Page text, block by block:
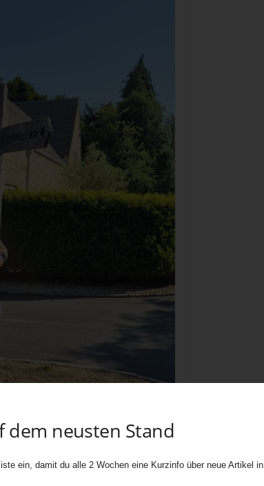
dem neusten Stand
ein, damit du alle 2 Wochen eine Kurzinfo über neue Artikel in